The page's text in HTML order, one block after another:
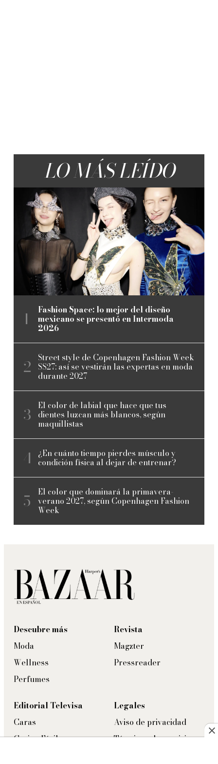
LO MÁS LEÍDO
Fashion Space: lo mejor del diseño
mexicano se presentó en Intermoda
2026
Street style de Copenhagen Fashion Week
SS27: así se vestirán las expertas en moda
durante 2027
El color de labial que hace que tus
dientes luzcan más blancos, según
maquillistas
¿En cuánto tiempo pierdes músculo y
condición física al dejar de entrenar?
El color que dominará la primavera-
verano 2027, según Copenhagen Fashion
Week
Descubre más
Moda
Wellness
Perfumes
Revista
Magzter
Pressreader
Editorial Televisa
Caras
Cocina Fácil
Legales
Aviso de privacidad
Términos de servicio